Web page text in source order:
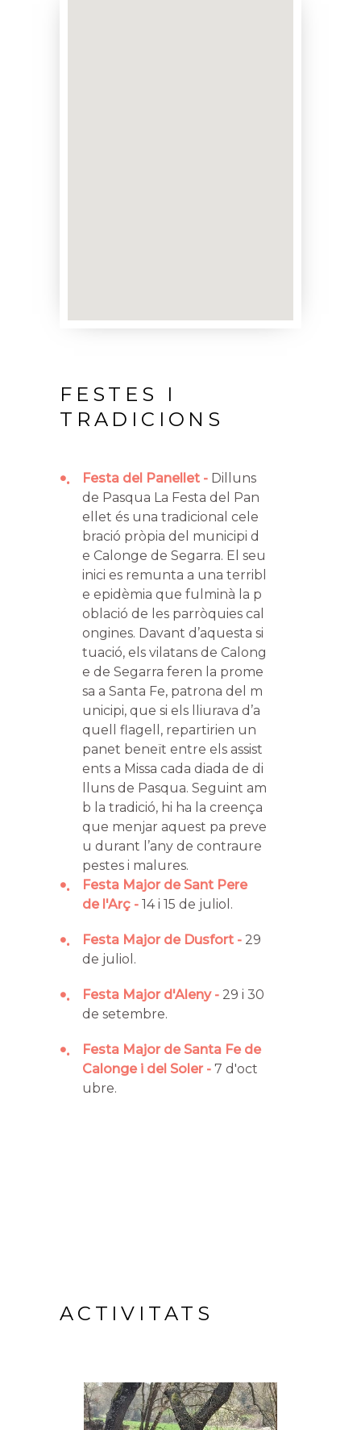
FESTES I
TRADICIONS
• Festa del Panellet
Dilluns
de Pasqua La Festa del Pan
ellet és una tradicional cele
bració pròpia del municipi d
e Calonge de Segarra. El seu
inici es remunta a una terribl
e epidèmia que fulminà la p
oblació de les parròquies cal
ongines. Davant d’aquesta si
tuació, els vilatans de Calong
e de Segarra feren la prome
sa a Santa Fe, patrona del m
unicipi, que si els lliurava d’a
quell flagell, repartirien un
panet beneït entre els assist
ents a Missa cada diada de di
lluns de Pasqua. Seguint am
b la tradició, hi ha la creença
que menjar aquest pa preve
u durant l’any de contraure
pestes i malures.
•
Festa Major de Sant Pere
de l'Arç
14 i 15 de juliol.
• Festa Major de Dusfort
29
de juliol.
• Festa Major d'Aleny
29 i 30
de setembre.
•
Festa Major de Santa Fe de
Calonge i del Soler
7 d'oct
ubre.
ACTIVITATS